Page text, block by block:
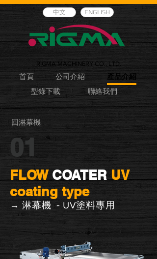
中文 ENGLISH
RIGMA MACHINERY CO., LTD.
首頁 公司介紹
產品介紹
型錄下載
聯絡我們
回淋幕機
01
FLOW COATER UV
coating type
→ 淋幕機 - UV塗料專用